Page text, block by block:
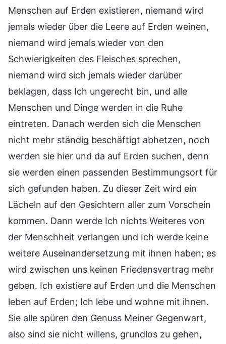
Menschen auf Erden existieren, niemand wird
jemals wieder über die Leere auf Erden weinen,
niemand wird jemals wieder von den
Schwierigkeiten des Fleisches sprechen,
niemand wird sich jemals wieder darüber
beklagen, dass Ich ungerecht bin, und alle
Menschen und Dinge werden in die Ruhe
eintreten. Danach werden sich die Menschen
nicht mehr ständig beschäftigt abhetzen, noch
werden sie hier und da auf Erden suchen, denn
sie werden einen passenden Bestimmungsort für
sich gefunden haben. Zu dieser Zeit wird ein
Lächeln auf den Gesichtern aller zum Vorschein
kommen. Dann werde Ich nichts Weiteres von
der Menschheit verlangen und Ich werde keine
weitere Auseinandersetzung mit ihnen haben; es
wird zwischen uns keinen Friedensvertrag mehr
geben. Ich existiere auf Erden und die Menschen
leben auf Erden; Ich lebe und wohne mit ihnen.
Sie alle spüren den Genuss Meiner Gegenwart,
also sind sie nicht willens, grundlos zu gehen,